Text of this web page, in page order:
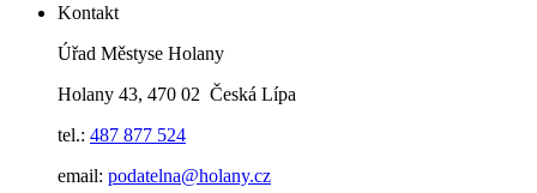
Kontakt
Úřad Městyse Holany
Holany 43, 470 02 Česká Lípa
tel.: 487 877 524
email: podatelna@holany.cz